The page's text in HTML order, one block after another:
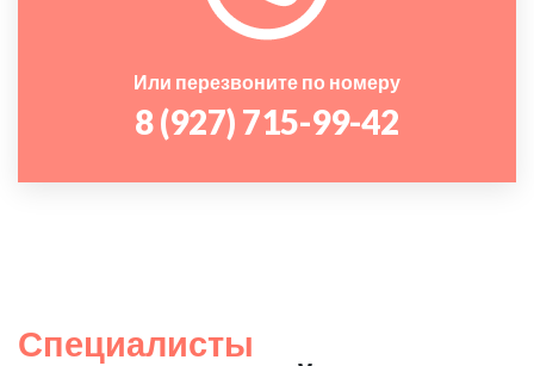
Или перезвоните по номеру
8 (927) 715-99-42
Специалисты